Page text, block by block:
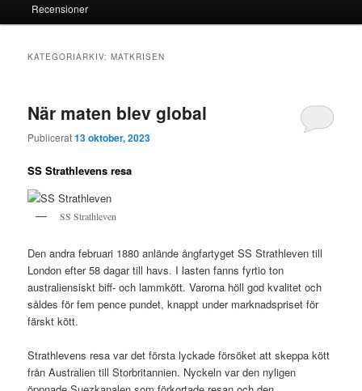
Recensioner
KATEGORIARKIV:MATKRISEN
När maten blev global
Publicerat13 oktober, 2023
SS Strathlevens resa
SS Strathleven
Den andra februari 1880 anlände ångfartyget SS Strathleven till
London efter 58 dagar till havs. I lasten fanns fyrtio ton
australiensiskt biff- och lammkött. Varorna höll god kvalitet och
såldes för fem pence pundet, knappt under marknadspriset för
färskt kött.
Strathlevens resa var det första lyckade försöket att skeppa kött
från Australien till Storbritannien. Nyckeln var den nyligen